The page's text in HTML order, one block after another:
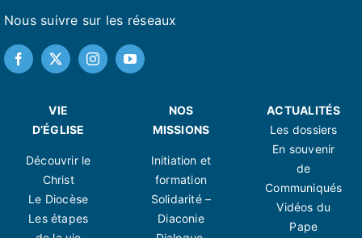
Nous suivre sur les réseaux
VIE
D’ÉGLISE
Découvrir le
Christ
Le Diocèse
Les étapes
NOS
MISSIONS
Initiation et
formation
Solidarité –
Diaconie
ACTUALITÉS
Les dossiers
En souvenir
de
Communiqués
Vidéos du
Pape